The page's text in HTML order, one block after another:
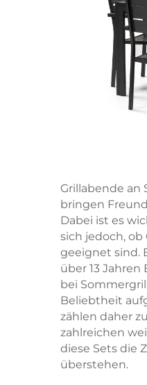
Grillabende an
bringen
Dabei ist es
sich jedoch,
geeignet sind.
über 13
bei
Beliebtheit
zählen daher
zahlreichen
diese Sets die
überstehen.